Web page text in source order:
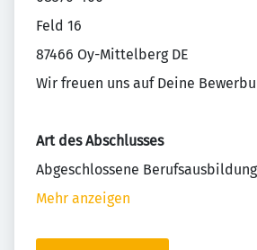
Feld 16
87466 Oy-Mittelberg DE
Wir freuen uns auf Deine
Art des Abschlusses
Abgeschlossene
Mehr anzeigen